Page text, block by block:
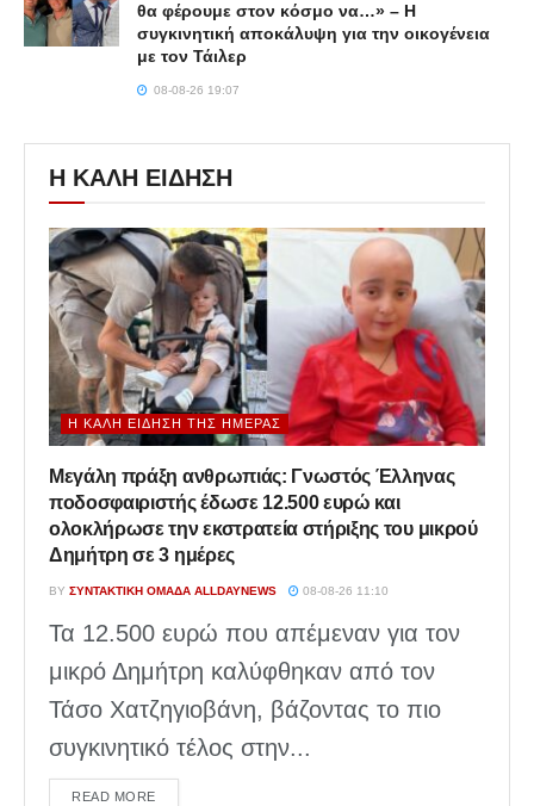
θα φέρουμε στον κόσμο να…» – Η
συγκινητική αποκάλυψη για την οικογένεια
με τον Τάιλερ
08-08-26 19:07
Η ΚΑΛΗ ΕΙΔΗΣΗ
Η ΚΑΛΉ ΕΊΔΗΣΗ ΤΗΣ ΗΜΈΡΑΣ
Μεγάλη πράξη ανθρωπιάς: Γνωστός Έλληνας
ποδοσφαιριστής έδωσε 12.500 ευρώ και
ολοκλήρωσε την εκστρατεία στήριξης του μικρού
Δημήτρη σε 3 ημέρες
BY ΣΥΝΤΑΚΤΙΚΉ ΟΜΆΔΑ ALLDAYNEWS 08-08-26 11:10
Τα 12.500 ευρώ που απέμεναν για τον
μικρό Δημήτρη καλύφθηκαν από τον
Τάσο Χατζηγιοβάνη, βάζοντας το πιο
συγκινητικό τέλος στην...
READ MOREDETAILS